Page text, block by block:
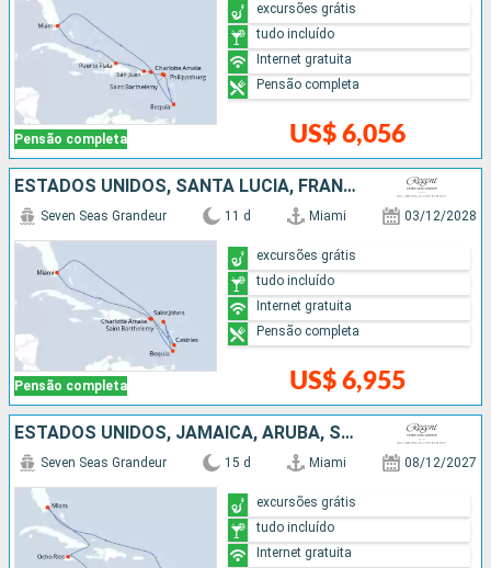
Pensão completa US$ 6,056
excursões grátis
tudo incluído
Internet gratuita
Pensão completa
ESTADOS UNIDOS, SANTA LUCIA, FRANCIA, SÃO VINCENTE E GRANADINAS
Pensão completa
Seven Seas Grandeur 11 d Miami 03/12/2028
US$ 6,955
excursões grátis
tudo incluído
Internet gratuita
Pensão completa
ESTADOS UNIDOS, JAMAICA, ARUBA, SANTA LUCIA, BARBADOS
Seven Seas Grandeur 15 d Miami 08/12/2027
excursões grátis
tudo incluído
Internet gratuita